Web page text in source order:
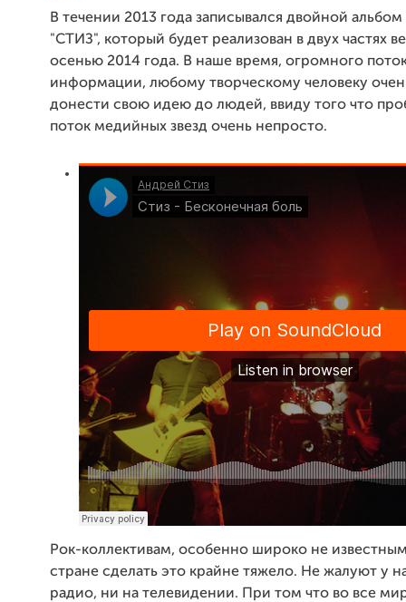
В течении 2013 года записывался двойной
"СТИЗ", который будет реализован в двух частях
осенью 2014 года. В наше время, огромного
информации, любому творческому человеку
донести свою идею до людей, ввиду того что
поток медийных звезд очень непросто.
Рок-коллективам, особенно широко не
стране сделать это крайне тяжело. Не жалуют у
радио, ни на телевидении. При том что во все